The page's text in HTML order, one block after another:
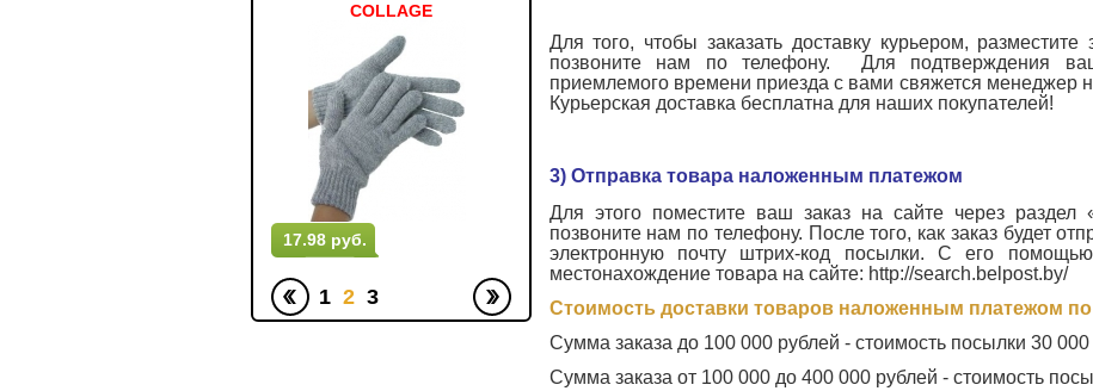
Для того, чтобы заказать доставку курьером,
позвоните нам по телефону. Для подтверждения
приемлемого времени приезда с вами свяжется менеджер
Курьерская доставка бесплатна для наших покупателей!
3) Отправка товара наложенным платежом
Для этого поместите ваш заказ на сайте через раздел
позвоните нам по телефону. После того, как заказ будет
электронную почту штрих-код посылки. С его
местонахождение товара на сайте: http://search.belpost.by/
Стоимость доставки товаров наложенным платежом
Сумма заказа до 100 000 рублей - стоимость посылки 30
Сумма заказа от 100 000 до 400 000 рублей - стоимость
COLLAGE
17.98 руб. 16.68 руб. 16.18 руб.
1 2 3